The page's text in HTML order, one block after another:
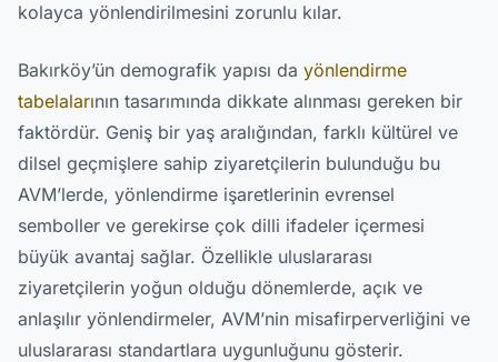
kolayca yönlendirilmesini zorunlu kılar.
Bakırköy’ün demografik yapısı da yönlendirme
tabelalarının tasarımında dikkate alınması gereken bir
faktördür. Geniş bir yaş aralığından, farklı kültürel ve
dilsel geçmişlere sahip ziyaretçilerin bulunduğu bu
AVM’lerde, yönlendirme işaretlerinin evrensel
semboller ve gerekirse çok dilli ifadeler içermesi
büyük avantaj sağlar. Özellikle uluslararası
ziyaretçilerin yoğun olduğu dönemlerde, açık ve
anlaşılır yönlendirmeler, AVM’nin misafirperverliğini ve
uluslararası standartlara uygunluğunu gösterir.